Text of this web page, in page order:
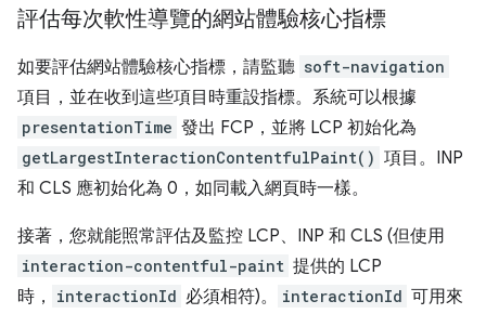
評估每次軟性導覽的網站體驗核心指標
如要評估網站體驗核心指標，請監聽 soft-navigation
項目，並在收到這些項目時重設指標。系統可以根據
presentationTime 發出 FCP，並將 LCP 初始化為
getLargestInteractionContentfulPaint() 項目。INP
和 CLS 應初始化為 0，如同載入網頁時一樣。
接著，您就能照常評估及監控 LCP、INP 和 CLS (但使用
interaction-contentful-paint 提供的 LCP
時，
interactionId 必須相符)。 interactionId 可用來